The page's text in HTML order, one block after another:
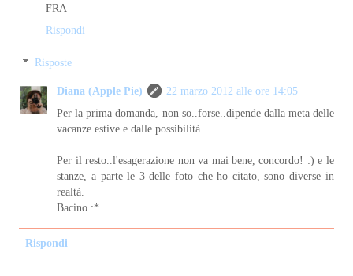
FRA
Rispondi
Risposte
Diana (Apple Pie)
22 marzo 2012 alle ore 14:05
Per la prima domanda, non so..forse..dipende dalla meta delle
vacanze estive e dalle possibilità.
Per il resto..l'esagerazione non va mai bene, concordo! :) e le
stanze, a parte le 3 delle foto che ho citato, sono diverse in
realtà.
Bacino :*
Rispondi